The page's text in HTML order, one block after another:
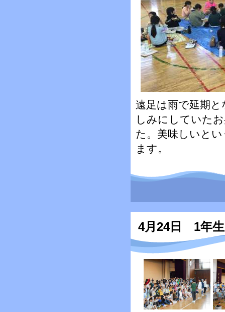
遠足は雨で延期
しみにしていた
た。美味しいと
ます。
4月24日 1年